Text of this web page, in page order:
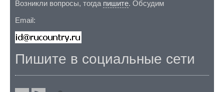
Возникли вопросы, тогда пишите. Обсудим
Email:
Пишите в социальные сети